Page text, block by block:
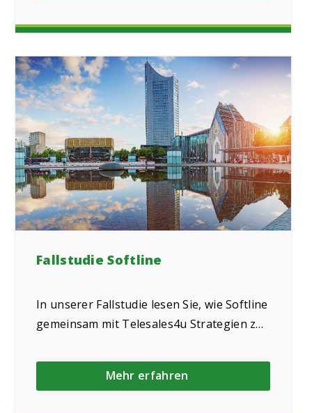
Fallstudie Softline
In unserer Fallstudie lesen Sie, wie Softline
gemeinsam mit Telesales4u Strategien zur
Mehr erfahren